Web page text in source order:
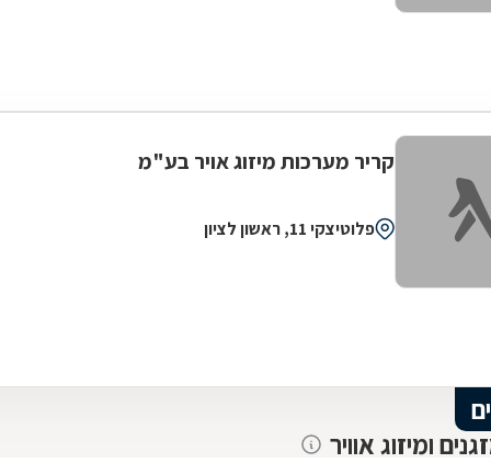
קריר מערכות מיזוג אויר בע"מ
פלוטיצקי 11, ראשון לציון
ומיזוג אוויר